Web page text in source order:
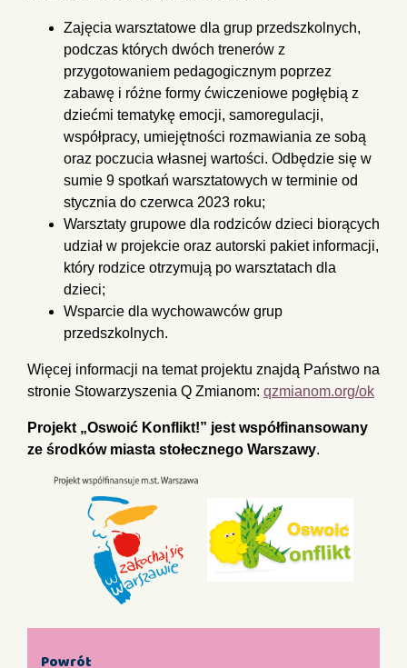
Zajęcia warsztatowe dla grup przedszkolnych,
podczas których dwóch trenerów z
przygotowaniem pedagogicznym poprzez
zabawę i różne formy ćwiczeniowe pogłębią z
dziećmi tematykę emocji, samoregulacji,
współpracy, umiejętności rozmawiania ze sobą
oraz poczucia własnej wartości. Odbędzie się w
sumie 9 spotkań warsztatowych w terminie od
stycznia do czerwca 2023 roku;
Warsztaty grupowe dla rodziców dzieci biorących
udział w projekcie oraz autorski pakiet informacji,
który rodzice otrzymują po warsztatach dla
dzieci;
Wsparcie dla wychowawców grup
przedszkolnych.
Więcej informacji na temat projektu znajdą Państwo na
stronie Stowarzyszenia Q Zmianom: qzmianom.org/ok
Projekt „Oswoić Konflikt!” jest współfinansowany
ze środków miasta stołecznego Warszawy.
Powrót